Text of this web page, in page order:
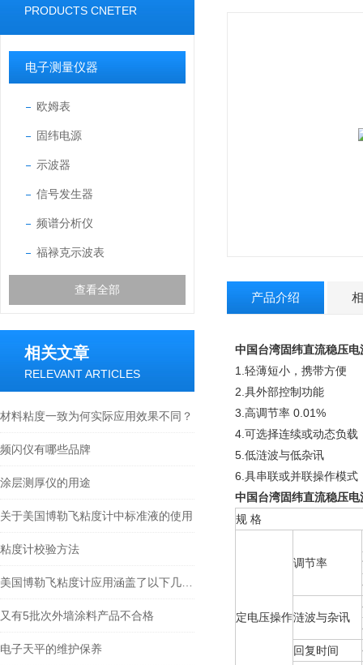
PRODUCTS CNETER
电子测量仪器
欧姆表
固纬电源
示波器
信号发生器
频谱分析仪
福禄克示波表
查看全部
相关文章
RELEVANT ARTICLES
材料粘度一致为何实际应用效果不同？
频闪仪有哪些品牌
涂层测厚仪的用途
关于美国博勒飞粘度计中标准液的使用
粘度计校验方法
又有5批次外墙涂料产品不合格
电子天平的维护保养
产品介绍
中国台湾固纬直流稳压
1.轻薄短小，携带方便
2.具外部控制功能
3.高调节率 0.01%
4.可选择连续或动态负载
5.低涟波与低杂讯
6.具串联或并联操作模式
中国台湾固纬直流稳压
规 格
定电压操作
调节率
涟波与杂讯
回复时间